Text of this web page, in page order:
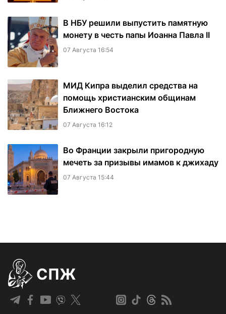
В НБУ решили выпустить памятную
монету в честь папы Иоанна Павла II
07 Августа 16:54
МИД Кипра выделил средства на
помощь христианским общинам
Ближнего Востока
07 Августа 16:12
Во Франции закрыли пригородную
мечеть за призывы имамов к джихаду
07 Августа 15:44
СПЖ